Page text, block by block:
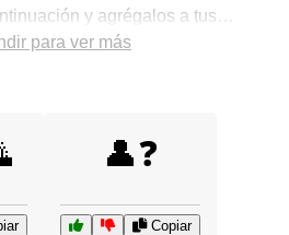
y agrégalos a tus
toque personalizado. Hemos
Que Eres con emojis
para ver más
👤❓
Copiar